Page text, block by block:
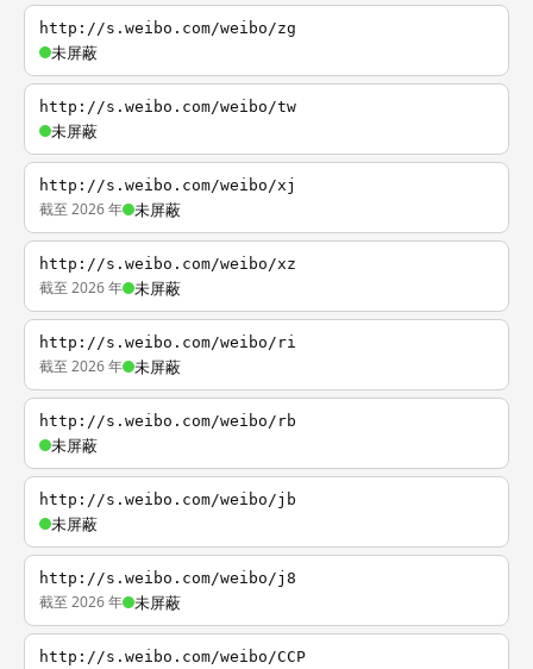
http://s.weibo.com/weibo/zg
未屏蔽
http://s.weibo.com/weibo/tw
未屏蔽
http://s.weibo.com/weibo/xj
截至 2026 年 未屏蔽
http://s.weibo.com/weibo/xz
截至 2026 年 未屏蔽
http://s.weibo.com/weibo/ri
截至 2026 年 未屏蔽
http://s.weibo.com/weibo/rb
未屏蔽
http://s.weibo.com/weibo/jb
未屏蔽
http://s.weibo.com/weibo/j8
截至 2026 年 未屏蔽
http://s.weibo.com/weibo/CCP